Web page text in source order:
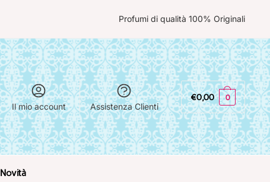
Profumi di qualità 100% Originali
Il mio account Assistenza Clienti
€0,00 0
Novità